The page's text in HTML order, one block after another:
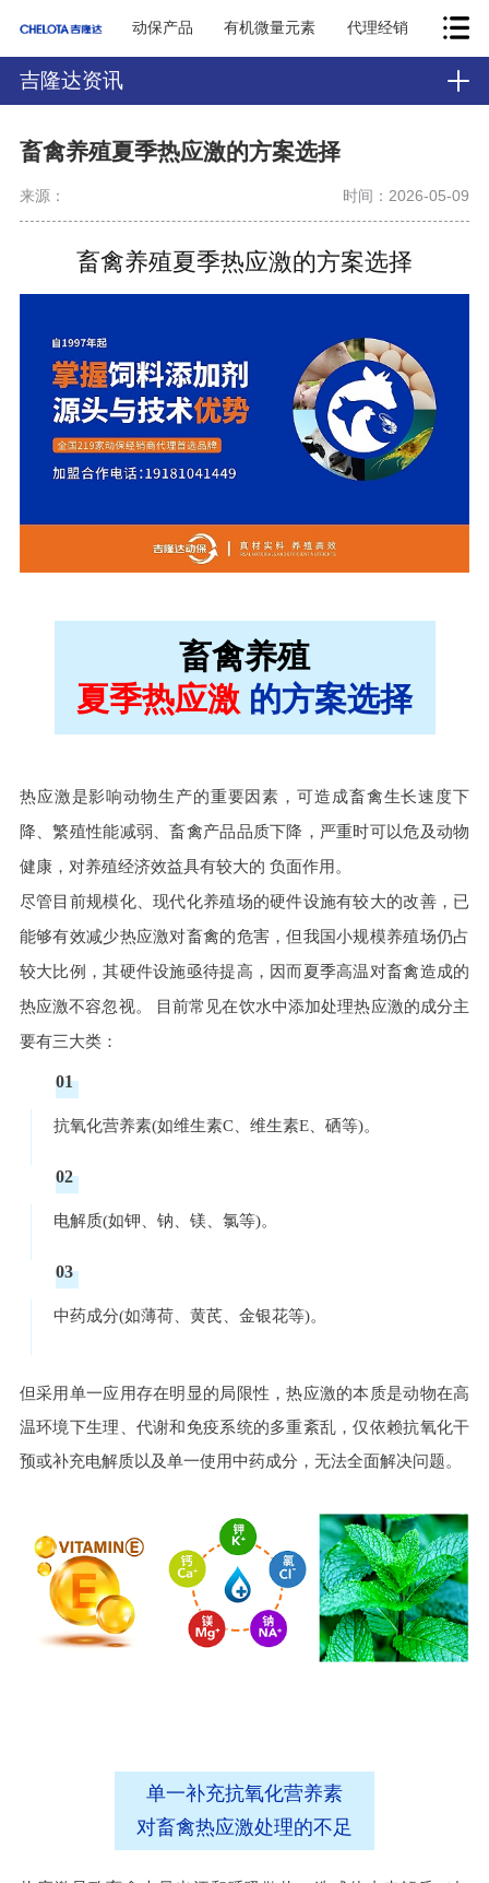
动保产品 有机微量元素 代理经销
吉隆达资讯
畜禽养殖夏季热应激的方案选择
来源： 时间：2026-05-09
畜禽养殖夏季热应激的方案选择
畜禽养殖
夏季热应激 的方案选择
热应激是影响动物生产的重要因素，可造成畜禽生长速度下
降、繁殖性能减弱、畜禽产品品质下降，严重时可以危及动物
健康，对养殖经济效益具有较大的 负面作用。
尽管目前规模化、现代化养殖场的硬件设施有较大的改善，已
能够有效减少热应激对畜禽的危害，但我国小规模养殖场仍占
较大比例，其硬件设施亟待提高，因而夏季高温对畜禽造成的
热应激不容忽视。
目前常见在饮水中添加处理热应激的成分主
要有三大类：
01
抗氧化营养素(如维生素C、维生素E、硒等)。
02
电解质(如钾、钠、镁、氯等)。
03
中药成分(如薄荷、黄芪、金银花等)。
但采用单一应用存在明显的局限性，热应激的本质是动物在高
温环境下生理、代谢和免疫系统的多重紊乱，仅依赖抗氧化干
预或补充电解质以及单一使用中药成分，无法全面解决问题。
单一补充抗氧化营养素
对畜禽热应激处理的不足